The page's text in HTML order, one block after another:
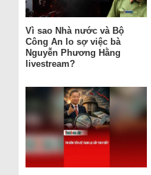
Vì sao Nhà nước và Bộ
Công An lo sợ việc bà
Nguyễn Phương Hằng
livestream?